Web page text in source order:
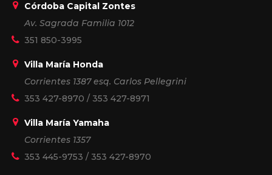
Córdoba Capital Zontes
Av. Sagrada Familia 1012
351 850-3995
Villa María Honda
Corrientes 1387 esq. Carlos Pellegrini
353 427-8970 / 353 427-8971
Villa María Yamaha
Corrientes 1357
353 445-9753 / 353 427-8970